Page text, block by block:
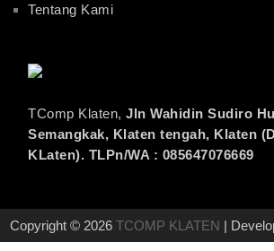
Tentang Kami
TComp Klaten, Jln Wahidin Sudiro
Semangkak, Klaten tengah, Klaten
KLaten). TLPn/WA : 085647076669
Copyright © 2026 TCOMP KLATEN |